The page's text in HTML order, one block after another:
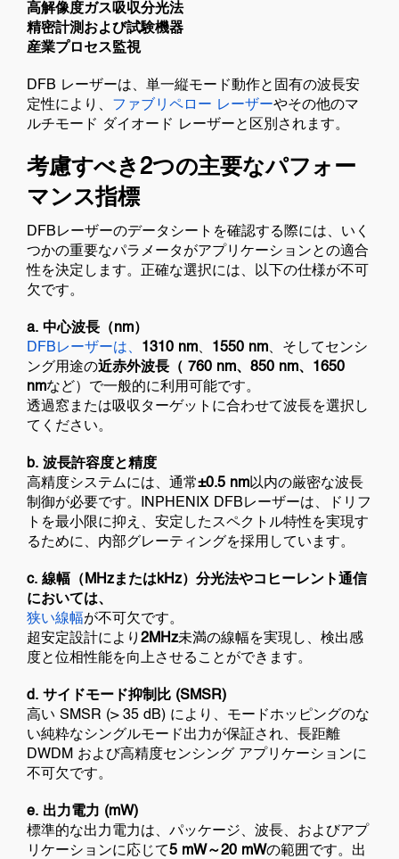
高解像度ガス吸収分光法
精密計測および試験機器
産業プロセス監視
DFB レーザーは、単一縦モード動作と固有の波長安
定性により、 ファブリペロー レーザーやその他のマ
ルチモード ダイオード レーザーと区別されます。
考慮すべき2つの主要なパフォー
マンス指標
DFBレーザーのデータシートを確認する際には、いく
つかの重要なパラメータがアプリケーションとの適合
性を決定します。正確な選択には、以下の仕様が不可
欠です。
a. 中心波長（nm）
DFBレーザーは、 1310 nm、 1550 nm、そしてセンシ
ング用途の近赤外波長（ 760 nm、850 nm、1650
nmなど）で一般的に利用可能です。
透過窓または吸収ターゲットに合わせて波長を選択し
てください。
b. 波長許容度と精度
高精度システムには、通常±0.5 nm以内の厳密な波長
制御が必要です。INPHENIX DFBレーザーは、ドリフ
トを最小限に抑え、安定したスペクトル特性を実現す
るために、内部グレーティングを採用しています。
c. 線幅（MHzまたはkHz）分光法やコヒーレント通信
においては、
狭い線幅が不可欠です。
超安定設計により 2MHz未満の線幅を実現し、検出感
度と位相性能を向上させることができます。
d. サイドモード抑制比 (SMSR)
高い SMSR (> 35 dB) により、モードホッピングのな
い純粋なシングルモード出力が保証され、長距離
DWDM および高精度センシング アプリケーションに
不可欠です。
e. 出力電力 (mW)
標準的な出力電力は、パッケージ、波長、およびアプ
リケーションに応じて5 mW～20 mWの範囲です。出